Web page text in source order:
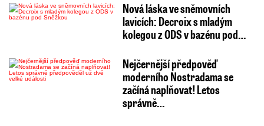
Nová láska ve sněmovních
lavicích: Decroix s mladým
kolegou z ODS v bazénu pod…
Nejčernější předpověď
moderního Nostradama se
začíná naplňovat! Letos
správně…